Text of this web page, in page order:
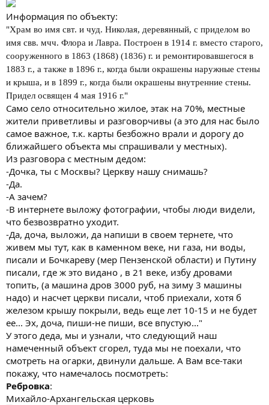
Информация по объекту:
"Храм во имя свт. и чуд. Николая, деревянный, с приделом во
имя свв. мчч. Флора и Лавра. Построен в 1914 г. вместо старого,
сооруженного в 1863 (1868) (1836) г. и ремонтировавшегося в
1883 г., а также в 1896 г., когда были окрашены наружные стены
и крыша, и в 1899 г., когда были окрашены внутренние стены.
Придел освящен 4 мая 1916 г."
Само село относительно жилое, этак на 70%, местные
жители приветливы и разговорчивы (а это для нас было
самое важное, т.к. карты безбожно врали и дорогу до
ближайшего объекта мы спрашивали у местных).
Из разговора с местным дедом:
-Дочка, ты с Москвы? Церкву нашу снимашь?
-Да.
-А зачем?
-В интернете выложу фотографии, чтобы люди видели,
что безвозвратно уходит.
-Да, доча, выложи, да напиши в своем тернете, что
живем мы тут, как в каменном веке, ни газа, ни воды,
писали и Бочкареву (мер Пензенской области) и Путину
писали, где ж это видано , в 21 веке, избу дровами
топить, (а машина дров 3000 руб, на зиму 3 машины
надо) и насчет церкви писали, чтоб приехали, хотя б
железом крышу покрыли, ведь еще лет 10-15 и не будет
ее... Эх, доча, пиши-не пиши, все впустую..."
У этого деда, мы и узнали, что следующий наш
намеченный объект сгорел, туда мы не поехали, что
смотреть на огарки, двинули дальше. А Вам все-таки
покажу, что намечалось посмотреть:
Ребровка:
Михайло-Архангельская церковь